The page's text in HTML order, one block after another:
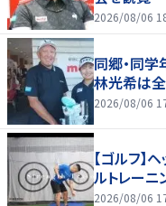
2026/08/06
同郷・同学
林光希は
2026/08/06
【ゴルフ】
ルトレーニ
2026/08/06